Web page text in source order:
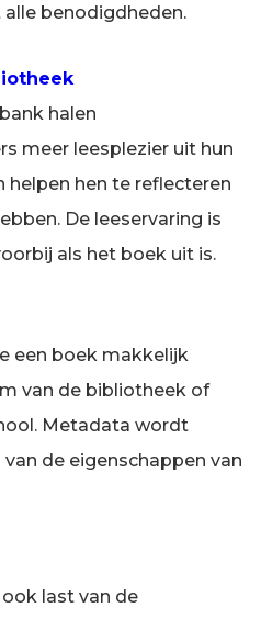
benodigdheden.
halen
meer leesplezier uit hun
helpen hen te reflecteren
De leeservaring is
als het boek uit is.
een boek makkelijk
van de bibliotheek of
Metadata wordt
de eigenschappen van
last van de